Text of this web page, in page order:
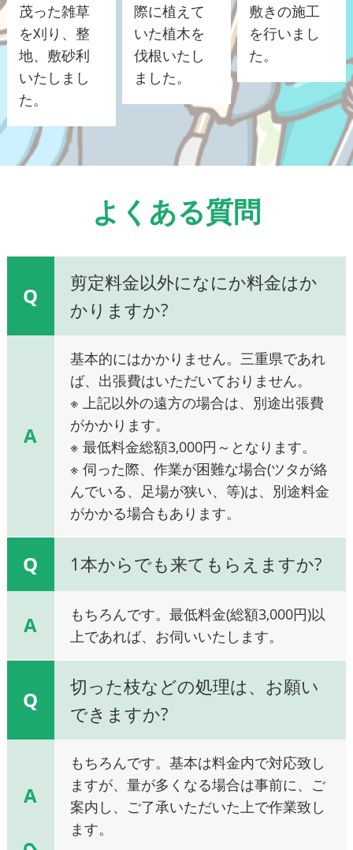
茂った雑草
を刈り、整
地、敷砂利
いたしまし
た。
際に植えて
いた植木を
伐根いたし
ました。
敷きの施工
を行いまし
た。
よくある質問
Q
剪定料金以外になにか料金はか
かりますか?
A
基本的にはかかりません。三重県であれ
ば、出張費はいただいておりません。
※ 上記以外の遠方の場合は、別途出張費
がかかります。
※ 最低料金総額3,000円～となります。
※ 伺った際、作業が困難な場合(ツタが絡
んでいる、足場が狭い、等)は、別途料金
がかかる場合もあります。
Q 1本からでも来てもらえますか?
A
もちろんです。最低料金(総額3,000円)以
上であれば、お伺いいたします。
Q
切った枝などの処理は、お願い
できますか?
A
もちろんです。基本は料金内で対応致し
ますが、量が多くなる場合は事前に、ご
案内し、ご了承いただいた上で作業致し
ます。